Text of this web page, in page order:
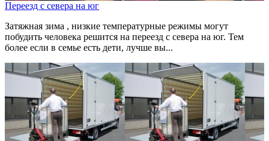
Переезд с севера на юг
Затяжная зима , низкие температурные режимы могут
побудить человека решится на переезд с севера на юг. Тем
более если в семье есть дети, лучше вы...